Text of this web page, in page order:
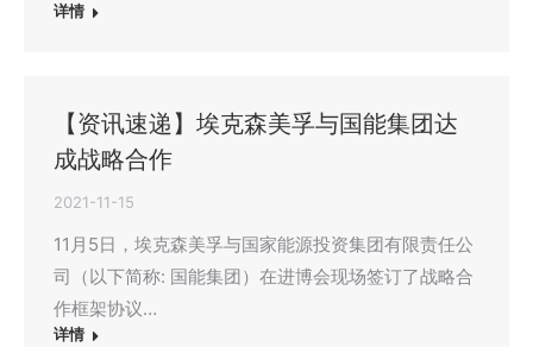
详情
【资讯速递】埃克森美孚与国能集团达
成战略合作
2021-11-15
11月5日，埃克森美孚与国家能源投资集团有限责任公
司（以下简称: 国能集团）在进博会现场签订了战略合
作框架协议…
详情